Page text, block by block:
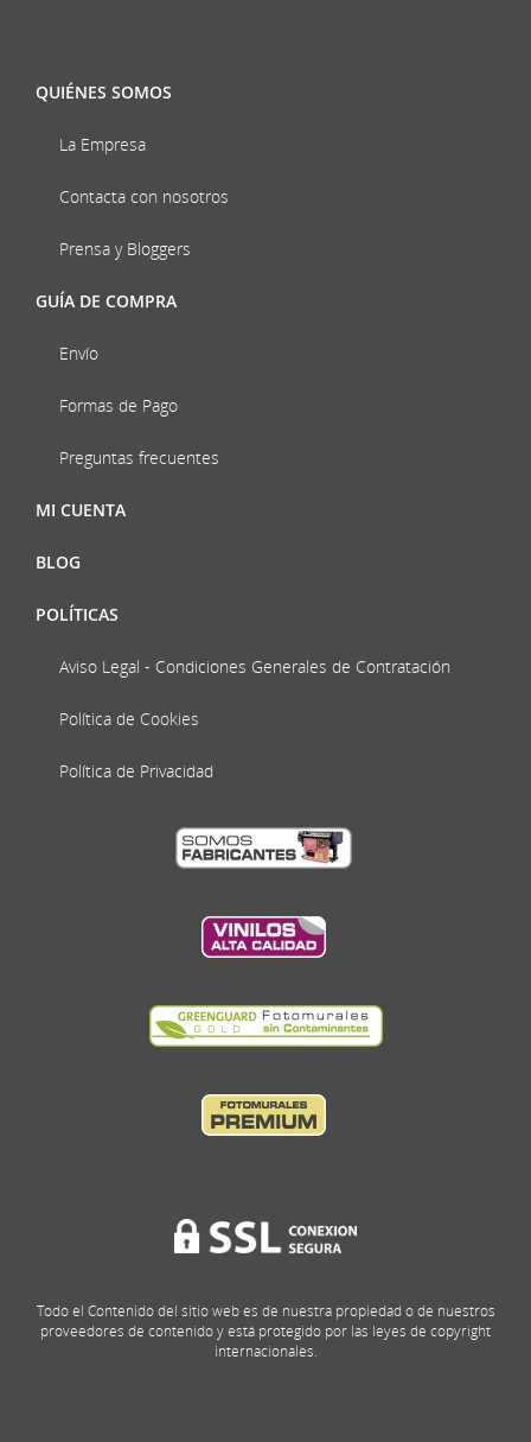
QUIÉNES SOMOS
La Empresa
Contacta con nosotros
Prensa y Bloggers
GUÍA DE COMPRA
Envío
Formas de Pago
Preguntas frecuentes
MI CUENTA
BLOG
POLÍTICAS
Aviso Legal - Condiciones Generales de Contratación
Política de Cookies
Política de Privacidad
Todo el Contenido del sitio web es de nuestra propiedad o de nuestros
proveedores de contenido y está protegido por las leyes de copyright
internacionales.